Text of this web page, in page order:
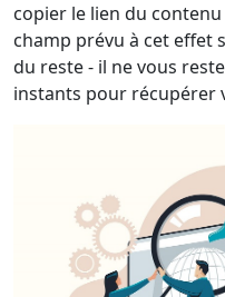
copier le lien du
champ prévu à cet effet
du reste - il ne vous
instants pour récupérer